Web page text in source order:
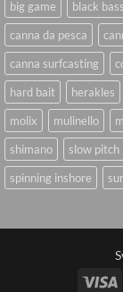
big game
black bass
canna da pesca
canna surfcasting
hard bait
herakles
molix
mulinello
shimano
slow pitch
spinning inshore